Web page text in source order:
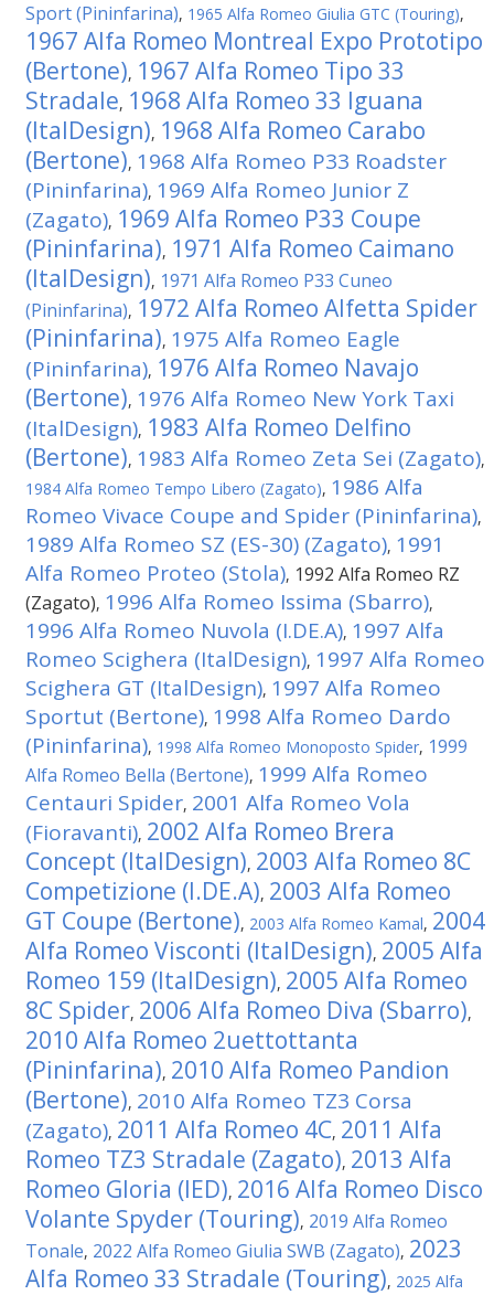
Sport (Pininfarina), 1965 Alfa Romeo Giulia GTC (Touring),
1967 Alfa Romeo Montreal Expo Prototipo
(Bertone), 1967 Alfa Romeo Tipo 33
Stradale, 1968 Alfa Romeo 33 Iguana
(ItalDesign), 1968 Alfa Romeo Carabo
(Bertone), 1968 Alfa Romeo P33 Roadster
(Pininfarina), 1969 Alfa Romeo Junior Z
(Zagato), 1969 Alfa Romeo P33 Coupe
(Pininfarina), 1971 Alfa Romeo Caimano
(ItalDesign), 1971 Alfa Romeo P33 Cuneo
(Pininfarina), 1972 Alfa Romeo Alfetta Spider
(Pininfarina), 1975 Alfa Romeo Eagle
(Pininfarina), 1976 Alfa Romeo Navajo
(Bertone), 1976 Alfa Romeo New York Taxi
(ItalDesign), 1983 Alfa Romeo Delfino
(Bertone), 1983 Alfa Romeo Zeta Sei (Zagato),
1984 Alfa Romeo Tempo Libero (Zagato), 1986 Alfa
Romeo Vivace Coupe and Spider (Pininfarina),
1989 Alfa Romeo SZ (ES-30) (Zagato), 1991
Alfa Romeo Proteo (Stola), 1992 Alfa Romeo RZ
(Zagato), 1996 Alfa Romeo Issima (Sbarro),
1996 Alfa Romeo Nuvola (I.DE.A), 1997 Alfa
Romeo Scighera (ItalDesign), 1997 Alfa Romeo
Scighera GT (ItalDesign), 1997 Alfa Romeo
Sportut (Bertone), 1998 Alfa Romeo Dardo
(Pininfarina), 1998 Alfa Romeo Monoposto Spider, 1999
Alfa Romeo Bella (Bertone), 1999 Alfa Romeo
Centauri Spider, 2001 Alfa Romeo Vola
(Fioravanti), 2002 Alfa Romeo Brera
Concept (ItalDesign), 2003 Alfa Romeo 8C
Competizione (I.DE.A), 2003 Alfa Romeo
GT Coupe (Bertone), 2003 Alfa Romeo Kamal, 2004
Alfa Romeo Visconti (ItalDesign), 2005 Alfa
Romeo 159 (ItalDesign), 2005 Alfa Romeo
8C Spider, 2006 Alfa Romeo Diva (Sbarro),
2010 Alfa Romeo 2uettottanta
(Pininfarina), 2010 Alfa Romeo Pandion
(Bertone), 2010 Alfa Romeo TZ3 Corsa
(Zagato), 2011 Alfa Romeo 4C, 2011 Alfa
Romeo TZ3 Stradale (Zagato), 2013 Alfa
Romeo Gloria (IED), 2016 Alfa Romeo Disco
Volante Spyder (Touring), 2019 Alfa Romeo
Tonale, 2022 Alfa Romeo Giulia SWB (Zagato), 2023
Alfa Romeo 33 Stradale (Touring), 2025 Alfa